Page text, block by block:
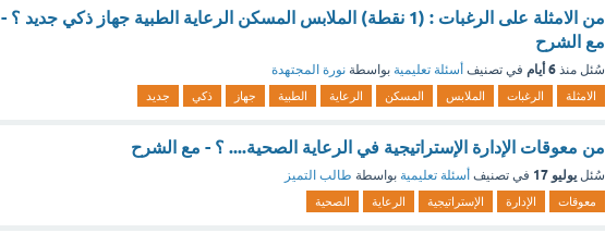
من الامثلة على الرغبات : (1 نقطة) الملابس المسكن الرعاية الطبية جهاز ذكي جديد ؟ -
مع الشرح
سُئل منذ 6 أيام في تصنيف أسئلة تعليمية بواسطة نورة المجتهدة
الامثلة الرغبات الملابس المسكن الرعاية الطبية جهاز ذكي جديد
من معوقات الإدارة الإستراتيجية في الرعاية الصحية.... ؟ - مع الشرح
سُئل يوليو 17 في تصنيف أسئلة تعليمية بواسطة طالب التميز
معوقات الإدارة الإستراتيجية الرعاية الصحية